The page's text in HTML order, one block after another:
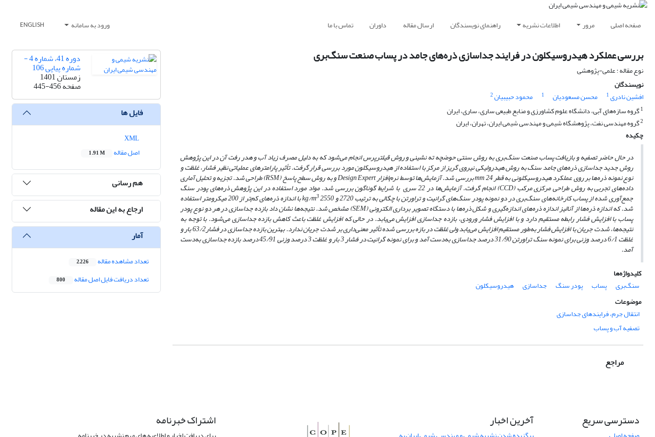
صفحه اصلی مرور اطلاعات نشریه راهنمای نویسندگان ارسال مقاله داوران تماس با ما ورود به سامانه ENGLISH
بررسی عملکرد هیدروسیکلون در فرایند جداسازی ذره‌های جامد در پساب صنعت سنگ‌بری
نوع مقاله : علمی-پژوهشی
نویسندگان
افشین نادری1 محسن مسعودیان 1 محمود حبیبیان2
1گروه سازه‌های آبی، دانشگاه علوم کشاورزی و منابع طبیعی ساری، ساری، ایران
2گروه مهندسی نفت، پژوهشگاه شیمی و مهندسی شیمی ایران، تهران، ایران
چکیده
در حال حاضر تصفیه و بازیافت پساب صنعت سنگ‌بری به روش سنتی حوضچه ته ‎نشینی و روش قیلترپرس انجام می‌شود که به دلیل مصرف زیاد آب و هدر رفت آن در این پژوهش
روش جدید جداسازی ذره‌های جامد سنگ به روش هیدرولیکی نیروی گریز از مرکز با استفاده از هیدروسیکلون مورد بررسی قرار گرفت. تأثیر پارامتر‌های عملیاتی نظیر فشار، غلظت و
نوع نمونه ذره‌ها بر روی عملکرد هیدروسیکلونی به قطر mm24 بررسی شد. آزمایش‌ها توسط نرم‌افزار Design Expertو به روش سطح پاسخ (RSM) طراحی شد. تجزیه و تحلیل آماری
داده‌های تجربی به روش طراحی مرکزی مرکب (CCD ) انجام گرفت. آزمایش‌ها در 22 سری با شرایط گوناگون بررسی شد. مواد مورد استفاده در این پژوهش ذره‌های پودر سنگ
جمع‌آوری شده از پساب کارخانه‌های سنگ‌بری در دو نمونه پودر سنگ‌های گرانیت و تراورتن با چگالی به ترتیب 2720 و kg/m3 2550 با اندازه ذره‌های کم‌تر از 200 میکرو‌متر استفاده
شد. که اندازه ذره‌ها از آنالیز اندازه ذره‌های اندازه‌گیری و شکل ذره‌ها با دستگاه تصویر برداری الکترونی(SEM) مشخص شد. نتیجه‌ها نشان داد بازده جداسازی در هر دو نوع پودر
پساب با افزایش فشاررابطهمستقیم دارد و با افزایش فشار ورودی، بازده جداسازی افزایش می‌یابد. در حالی که افزایش غلظت باعث کاهش بازده جداسازی می‌شود. با توجه به
نتیجه‌ها، شدت جریان با افزایش فشار به‌طور مستقیم افزایش می‌یابد ولی غلظت در بازه بررسی شده تأثیر معنی‌داری بر شدت جریان ندارد. بهترین بازده جداسازی در فشار63/2 بار و
غلظت 6/1 درصد وزنی برای نمونه سنگ تراورتن 31/90 درصد جداسازی به‌دست آمد و برای نمونه گرانیت در فشار 3 بار و غلظت 3 درصد وزنی 45/91 درصد بازده جداسازی به‌دست
آمد.
کلیدواژه‌ها
سنگ‌بری
پساب پودر سنگ جداسازی
هیدروسیکلون
موضوعات
انتقال جرم، فرایندهای جداسازی
تصفیه آب و پساب
مراجع
دوره 41، شماره 4 -
شماره پیاپی 106
زمستان 1401
صفحه445-456
فایل ها
اصل مقاله
1.91 M
هم رسانی
ارجاع به این مقاله
آمار
تعداد مشاهده مقاله 2,226
تعداد دریافت فایل اصل مقاله 800
دسترسی سریع آخرین اخبار اشتراک خبرنامه